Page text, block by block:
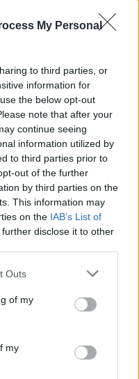
My Personal
to third parties, or
information for
the below opt-out
note that after your
continue seeing
information utilized by
to third parties prior to
out of the further
by third parties on the
This information may
on the IAB’s List of
disclose it to other
Outs
of my
my
1,76%, κέρδη 23,31%
Υπ. Μεταφορών: Οριστική λύση
ζήτημα των πινακίδων
- Τέλος στις
διαδικασίες
KG Mobility
Ατρόμητος και Novibet
μαζί: Ανανέωση της
τους μέχρι το
διεθνή σειρά δεικτών